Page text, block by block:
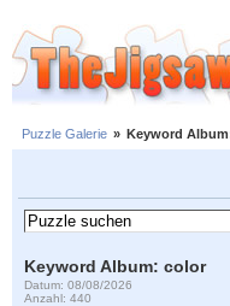
Puzzle Galerie » Keyword
Keyword Album: color
Datum: 08/08/2026
Anzahl: 440